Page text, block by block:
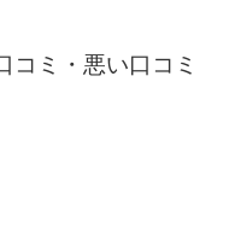
コミ・悪い口コミ